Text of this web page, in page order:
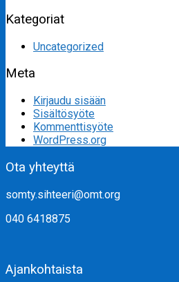
Kategoriat
Uncategorized
Meta
Kirjaudu sisään
Sisältösyöte
Kommenttisyöte
WordPress.org
Ota yhteyttä
somty.sihteeri@omt.org
040 6418875
Ajankohtaista